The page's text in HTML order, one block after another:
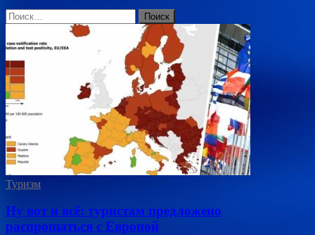
Найти:
Туризм
Ну вот и всё: туристам предложено
распрощаться с Европой